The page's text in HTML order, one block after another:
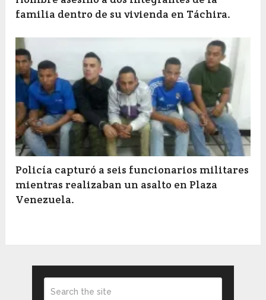
familia dentro de su vivienda en Táchira.
Policía capturó a seis funcionarios militares
mientras realizaban un asalto en Plaza
Venezuela.